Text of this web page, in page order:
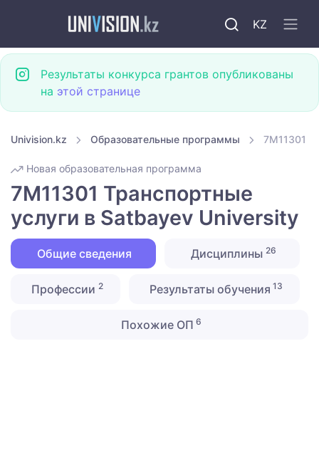
KZ
Результаты конкурса грантов опубликованы
на этой странице
Univision.kz Образовательные программы 7M11301
Новая образовательная программа
7M11301 Транспортные
услуги в Satbayev University
Общие сведения Дисциплины 26
Профессии 2 Результаты обучения 13
Похожие ОП 6